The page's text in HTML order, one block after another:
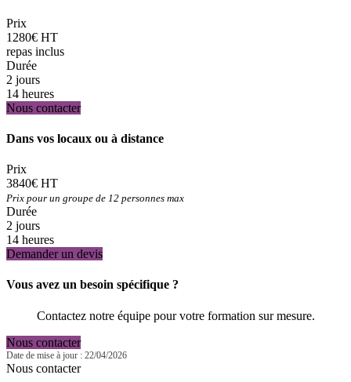
Prix
1280€ HT
repas inclus
Durée
2 jours
14 heures
Nous contacter
Dans vos locaux ou à distance
Prix
3840€ HT
Prix pour un groupe de 12 personnes max
Durée
2 jours
14 heures
Demander un devis
Vous avez un besoin spécifique ?
Contactez notre équipe pour votre formation sur mesure.
Nous contacter
Date de mise à jour : 22/04/2026
Nous contacter